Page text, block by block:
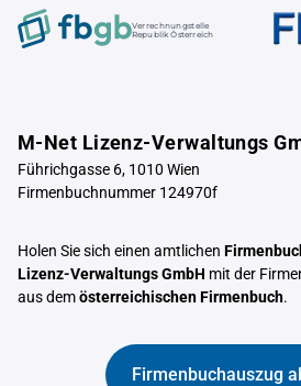
Verrechnungstelle
Republik Österreich
M-Net Lizenz-Verwaltungs
Führichgasse 6, 1010 Wien
Firmenbuchnummer 124970f
Holen Sie sich einen amtlichen
Lizenz-Verwaltungs GmbH mit der
aus demösterreichischen Firmenbuch.
Firmenbuchauszug